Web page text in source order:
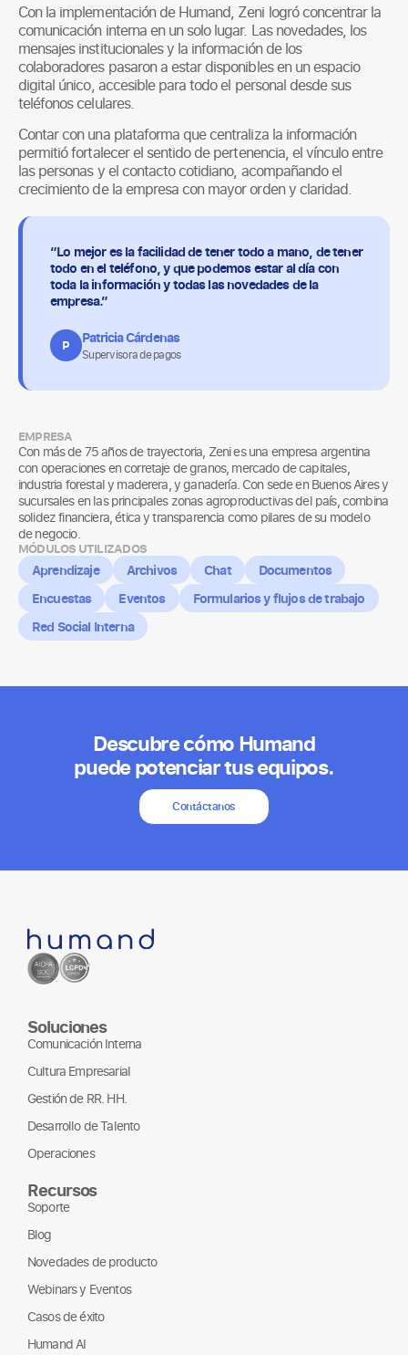
Con la implementación de Humand, Zeni logró concentrar la
comunicación interna en un solo lugar. Las novedades, los
mensajes institucionales y la información de los
colaboradores pasaron a estar disponibles en un espacio
digital único, accesible para todo el personal desde sus
teléfonos celulares.
Contar con una plataforma que centraliza la información
permitió fortalecer el sentido de pertenencia, el vínculo entre
las personas y el contacto cotidiano, acompañando el
crecimiento de la empresa con mayor orden y claridad.
“Lo mejor es la facilidad de tener todo a mano, de tener
todo en el teléfono, y que podemos estar al día con
toda la información y todas las novedades de la
empresa.”
P Patricia Cárdenas
Supervisora de pagos
EMPRESA
Con más de 75 años de trayectoria, Zeni es una empresa argentina
con operaciones en corretaje de granos, mercado de capitales,
industria forestal y maderera, y ganadería. Con sede en Buenos Aires y
sucursales en las principales zonas agroproductivas del país, combina
solidez financiera, ética y transparencia como pilares de su modelo
de negocio.
MÓDULOS UTILIZADOS
Aprendizaje Archivos Chat
Documentos
Encuestas
Eventos
Formularios y flujos de trabajo
Red Social Interna
Descubre cómo Humand
puede potenciar tus equipos.
Contáctanos
Soluciones
Comunicación Interna
Cultura Empresarial
Gestión de RR. HH.
Desarrollo de Talento
Operaciones
Recursos
Soporte
Blog
Novedades de producto
Webinars y Eventos
Casos de éxito
Humand AI